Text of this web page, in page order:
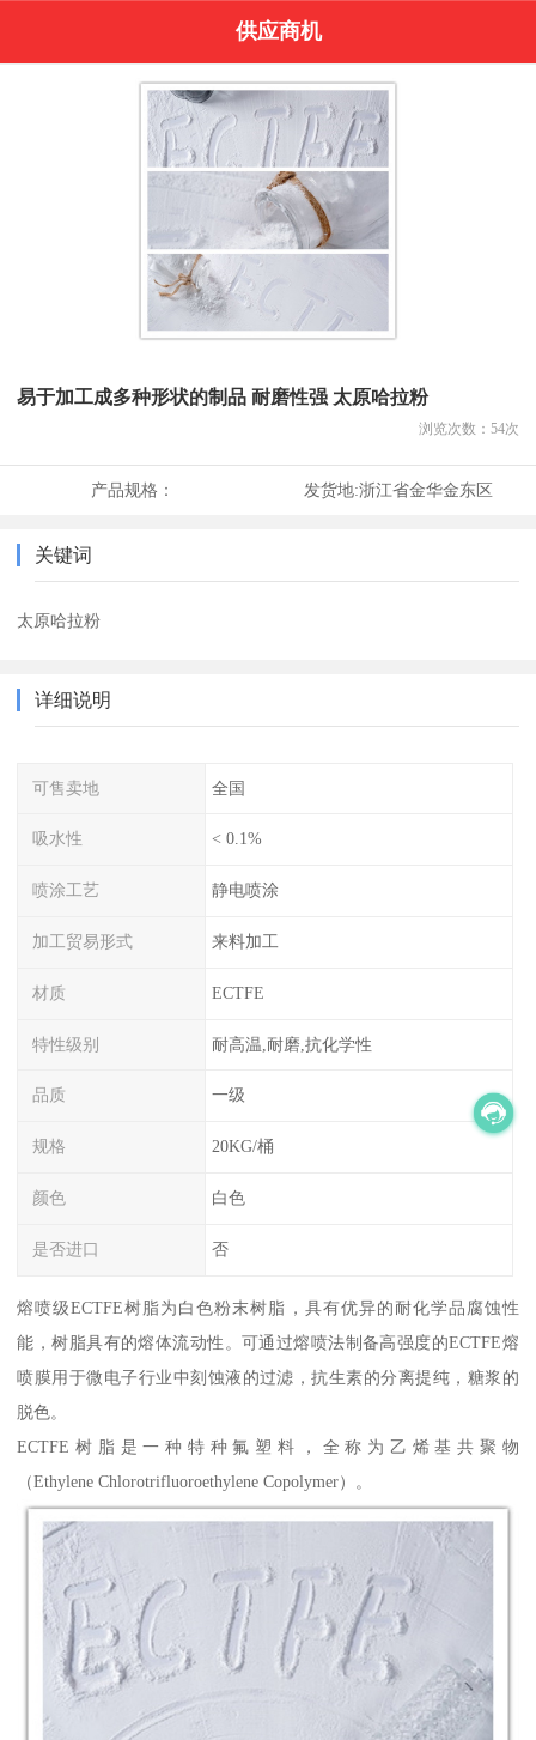
供应商机
易于加工成多种形状的制品 耐磨性强 太原哈拉粉
浏览次数： 54次
产品规格： 发货地:浙江省金华金东区
关键词
太原哈拉粉
详细说明
可售卖地 全国
吸水性 < 0.1%
喷涂工艺 静电喷涂
加工贸易形式 来料加工
材质 ECTFE
特性级别 耐高温,耐磨,抗化学性
品质 一级
规格 20KG/桶
颜色 白色
是否进口 否
熔喷级ECTFE树脂为白色粉末树脂，具有优异的耐化学品腐蚀性
能，树脂具有的熔体流动性。可通过熔喷法制备高强度的ECTFE熔
喷膜用于微电子行业中刻蚀液的过滤，抗生素的分离提纯，糖浆的
脱色。
ECTFE树脂是一种特种氟塑料，全称为乙烯基共聚物
（Ethylene Chlorotrifluoroethylene Copolymer）。